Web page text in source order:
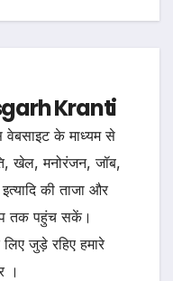
Kranti
वेबसाइट के माध्यम से
खेल, मनोरंजन, जॉब,
की ताजा और
तक पहुंच सकें।
जुड़े रहिए हमारे
।